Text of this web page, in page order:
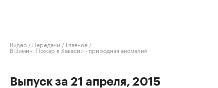
Видео / Передачи / Главное /
В:Зимин: Пожар в Хакасии - природная аномалия
Выпуск за 21 апреля, 2015